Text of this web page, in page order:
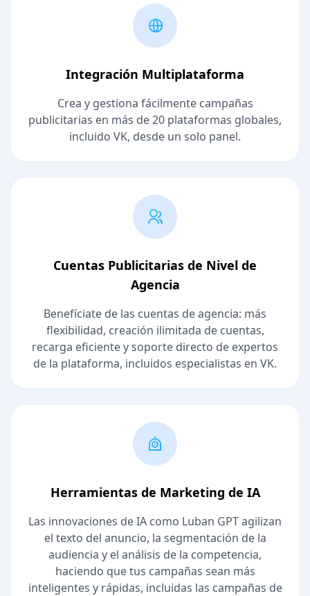
Integración Multiplataforma
Crea y gestiona fácilmente campañas
publicitarias en más de 20 plataformas globales,
incluido VK, desde un solo panel.
Cuentas Publicitarias de Nivel de
Agencia
Benefíciate de las cuentas de agencia: más
flexibilidad, creación ilimitada de cuentas,
recarga eficiente y soporte directo de expertos
de la plataforma, incluidos especialistas en VK.
Herramientas de Marketing de IA
Las innovaciones de IA como Luban GPT agilizan
el texto del anuncio, la segmentación de la
audiencia y el análisis de la competencia,
haciendo que tus campañas sean más
inteligentes y rápidas, incluidas las campañas de